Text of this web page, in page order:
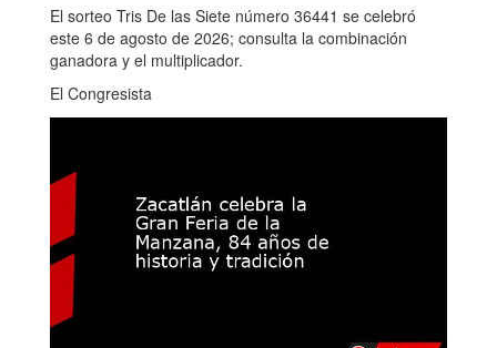
El sorteo Tris De las Siete número 36441 se celebró
este 6 de agosto de 2026; consulta la combinación
ganadora y el multiplicador.
El Congresista